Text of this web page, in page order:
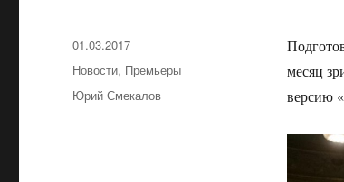
месяц
версию
Опубликовано
01.03.2017
Рубрики
Новости, Премьеры
Метки
Юрий Смекалов